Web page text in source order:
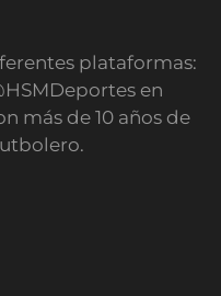
plataformas:
en
más de 10 años de